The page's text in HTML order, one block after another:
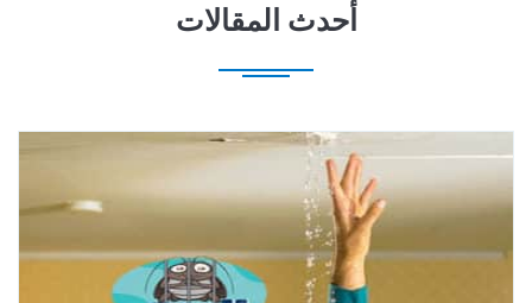
أحدث المقالات